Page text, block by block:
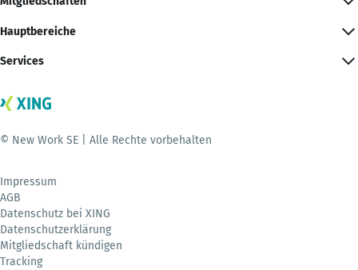
Hauptbereiche
Services
© New Work SE | Alle Rechte vorbehalten
Impressum
AGB
Datenschutz bei XING
Datenschutzerklärung
Mitgliedschaft kündigen
Tracking